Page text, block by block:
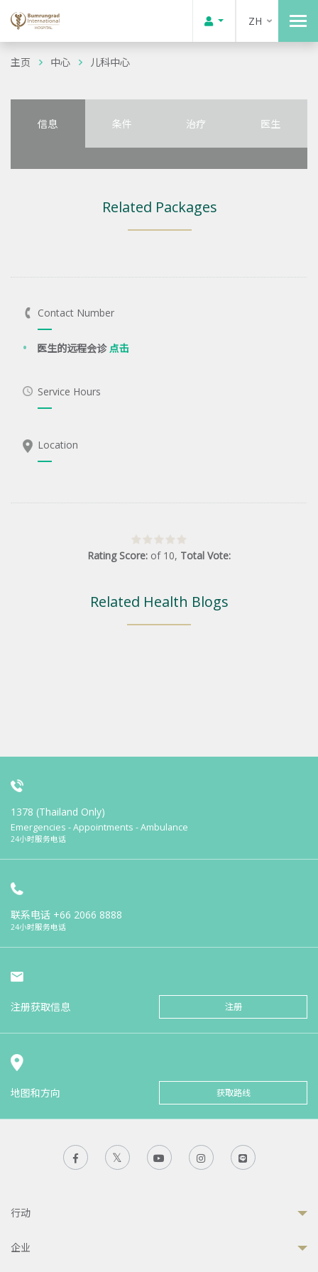
ZH
主页 中心 儿科中心
信息 条件 治疗 医生
Related Packages
Contact Number
医生的远程会诊点击
Service Hours
Location
Rating Score: of 10, Total Vote:
Related Health Blogs
1378 (Thailand Only)
Emergencies - Appointments - Ambulance
24小时服务电话
联系电话 +66 2066 8888
24小时服务电话
注册获取信息 注册
地图和方向 获取路线
行动
企业